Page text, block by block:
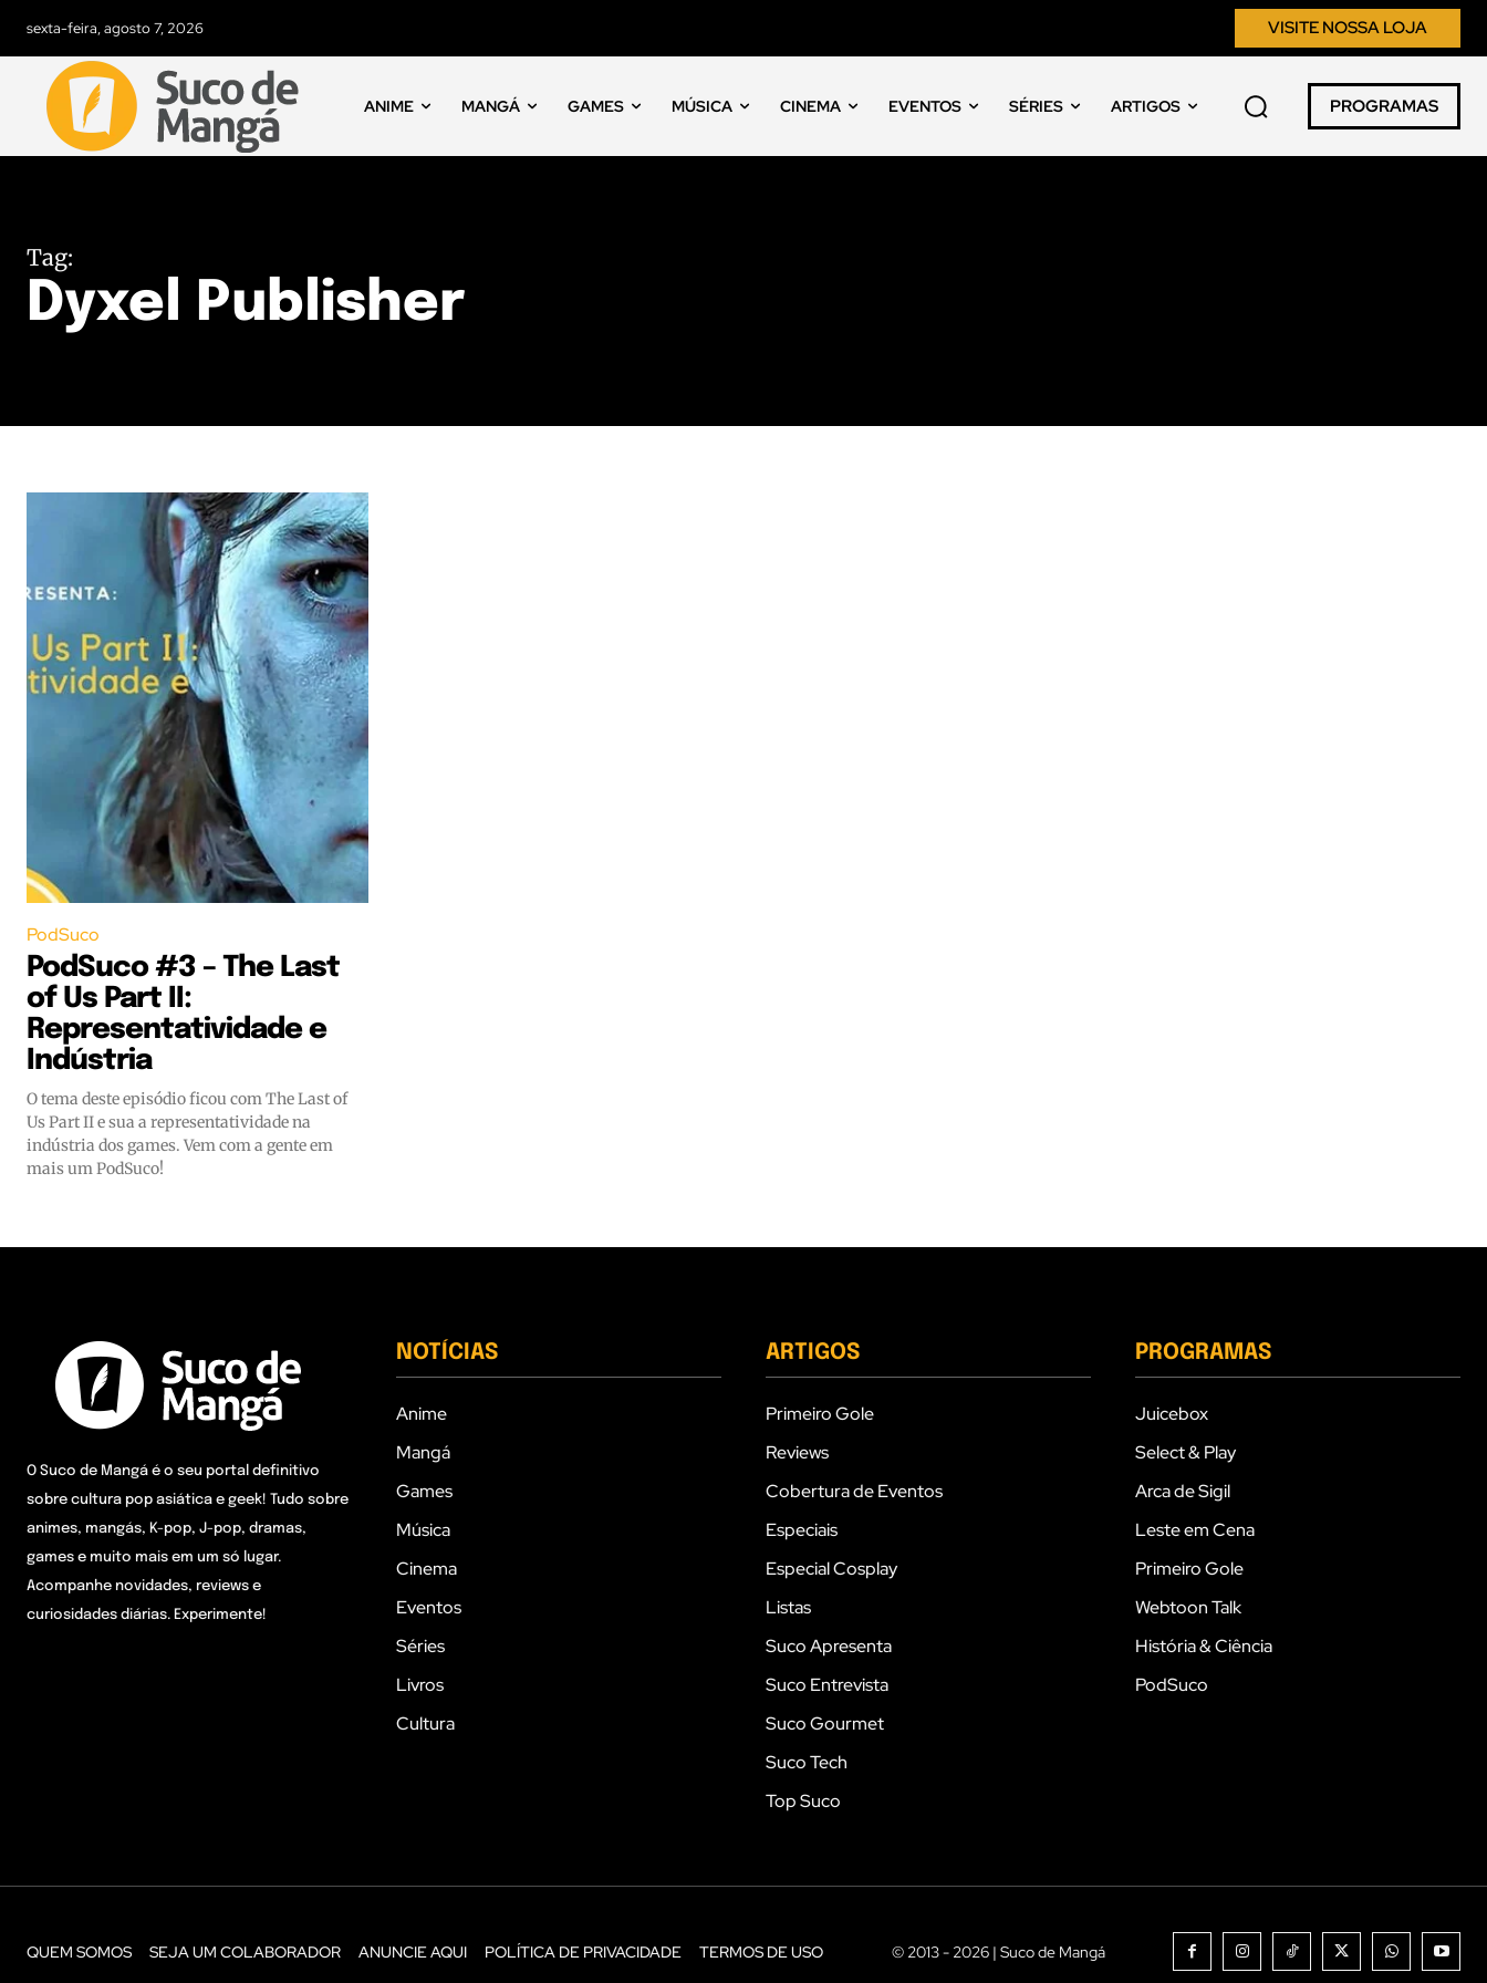
sexta-feira, agosto 7, 2026 VISITE NOSSA LOJA
ANIME MANGÁ GAMES MÚSICA CINEMA EVENTOS SÉRIES ARTIGOS PROGRAMAS
Tag:
Dyxel Publisher
PodSuco
PodSuco #3 – The Last
of Us Part II:
Representatividade e
Indústria
O tema deste episódio ficou com The Last of
Us Part II e sua a representatividade na
indústria dos games. Vem com a gente em
mais um PodSuco!
O Suco de Mangá é o seu portal definitivo
sobre cultura pop asiática e geek! Tudo sobre
animes, mangás, K-pop, J-pop, dramas,
games e muito mais em um só lugar.
Acompanhe novidades, reviews e
curiosidades diárias. Experimente!
NOTÍCIAS
Anime
Mangá
Games
Música
Cinema
Eventos
Séries
Livros
Cultura
ARTIGOS
Primeiro Gole
Reviews
Cobertura de Eventos
Especiais
Especial Cosplay
Listas
Suco Apresenta
Suco Entrevista
Suco Gourmet
Suco Tech
Top Suco
PROGRAMAS
Juicebox
Select & Play
Arca de Sigil
Leste em Cena
Primeiro Gole
Webtoon Talk
História & Ciência
PodSuco
QUEM SOMOS SEJA UM COLABORADOR ANUNCIE AQUI POLÍTICA DE PRIVACIDADE TERMOS DE USO © 2013 - 2026 | Suco de Mangá